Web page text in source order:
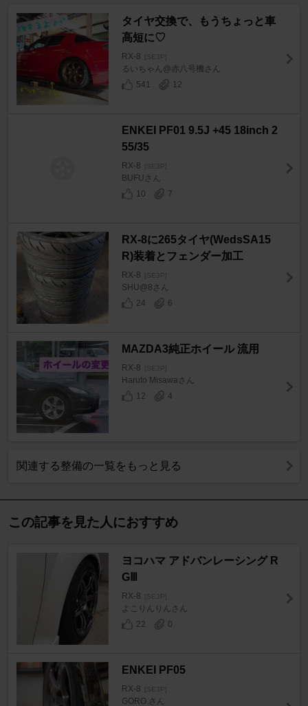
タイヤ交換で、もうちょっと車
高短に♡
RX-8 [SE3P]
るいちゃん@赤八号機さん
541
12
ENKEI PF01 9.5J +45 18inch 2
55/35
RX-8 [SE3P]
BUFUさん
10
7
RX-8に265タイヤ(WedsSA15
R)装着とフェンダー加工
RX-8 [SE3P]
SHU@8さん
24
6
MAZDA3純正ホイール 流用
RX-8 [SE3P]
Haruto Misawaさん
12
4
関連する整備の一覧をもっと見る
この記事を見た人におすすめ
ヨコハマ アドバンレーシング R
GⅢ
RX-8 [SE3P]
よこりんりんさん
22
0
ENKEI PF05
RX-8 [SE3P]
GORO.さん